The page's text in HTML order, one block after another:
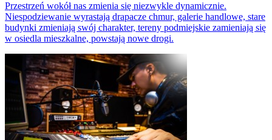
Przestrzeń wokół nas zmienia się niezwykle dynamicznie.
Niespodziewanie wyrastają drapacze chmur, galerie handlowe, stare
budynki zmieniają swój charakter, tereny podmiejskie zamieniają się
w osiedla mieszkalne, powstają nowe drogi.